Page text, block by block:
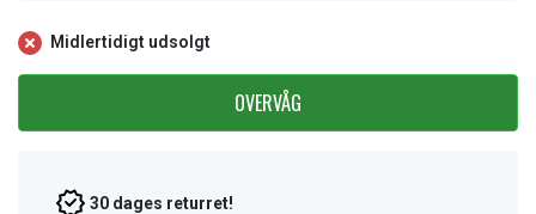
Midlertidigt udsolgt
OVERVÅG
30 dages returret!